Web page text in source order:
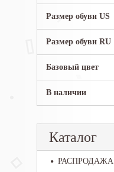
Размер обуви US
Размер обуви RU
Базовый цвет
В наличии
Каталог
РАСПРОДАЖА